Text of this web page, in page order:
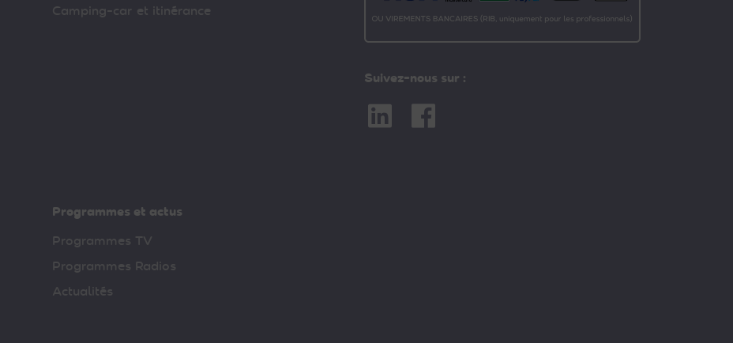
Camping-car et itinérance
Programmes et actus
Programmes TV
Programmes Radios
Actualités
Suivez-nous sur :
Linkedin Facebook